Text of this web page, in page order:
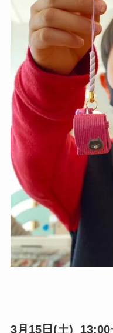
3月15日(土)